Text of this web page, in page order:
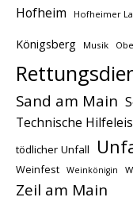
Hofheim Hofheimer
Königsberg Musik
Sand am Main
Technische
tödlicher Unfall
Weinfest Weinkönigin
Zeil am Main